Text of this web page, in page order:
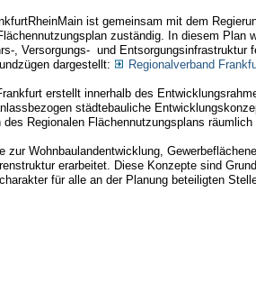
ist gemeinsam mit dem
zuständig. In diesem Plan
, Versorgungs- und Entsorgungsinfrastruktur
dargestellt:
Regionalverband
erstellt innerhalb des
städtebauliche
des Regionalen Flächennutzungsplans räumlich
zur Wohnbaulandentwicklung,
erarbeitet. Diese Konzepte sind
für alle an der Planung beteiligten